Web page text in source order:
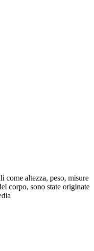
come altezza, peso, misure
corpo, sono state originate